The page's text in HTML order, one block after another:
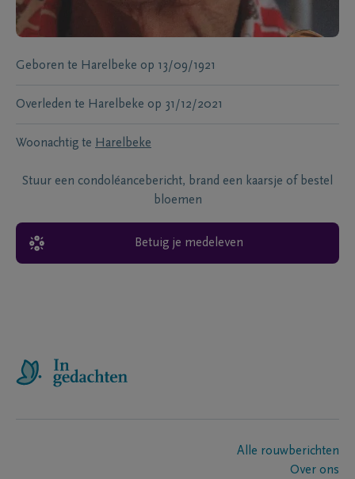
Geboren te Harelbeke op 13/09/1921
Overleden te Harelbeke op 31/12/2021
Woonachtig te Harelbeke
Stuur een condoléancebericht, brand een kaarsje of bestel
bloemen
Betuig je medeleven
Alle rouwberichten
Over ons